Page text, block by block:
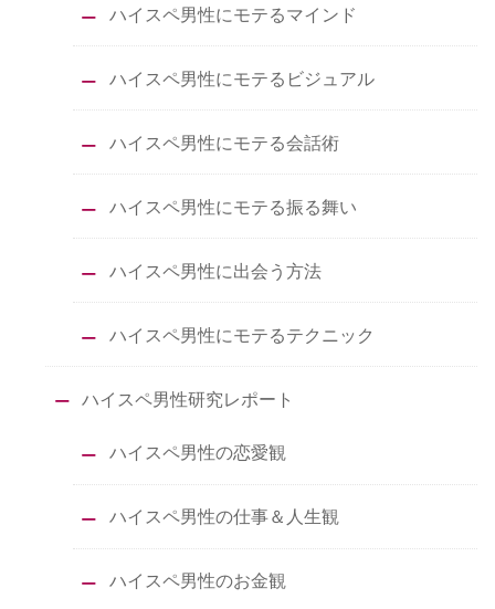
ハイスペ男性にモテるマインド
ハイスペ男性にモテるビジュアル
ハイスペ男性にモテる会話術
ハイスペ男性にモテる振る舞い
ハイスペ男性に出会う方法
ハイスペ男性にモテるテクニック
ハイスペ男性研究レポート
ハイスペ男性の恋愛観
ハイスペ男性の仕事＆人生観
ハイスペ男性のお金観